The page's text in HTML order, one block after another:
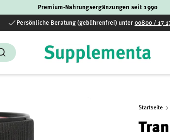
Premium-Nahrungsergänzungen seit 1990
Persönliche Beratung (gebührenfrei) unter 00800 / 17
Suchen
Startseite